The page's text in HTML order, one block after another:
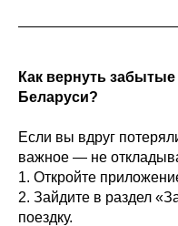
Как вернуть
Беларуси?
Если вы вдруг
важное — не
1. Откройте
2. Зайдите в раздел
поездку.